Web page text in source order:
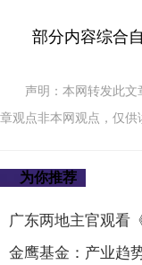
部分内容综合
声明：本网转发此
章观点非本网观点，仅供
为你推荐
广东两地主官观看
金鹰基金：产业趋